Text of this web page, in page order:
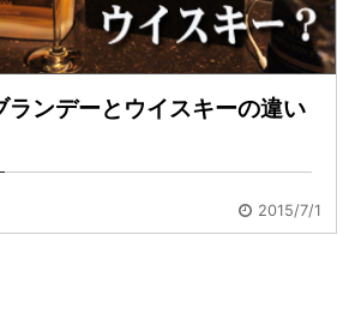
ランデーとウイスキーの違い
2015/7/1